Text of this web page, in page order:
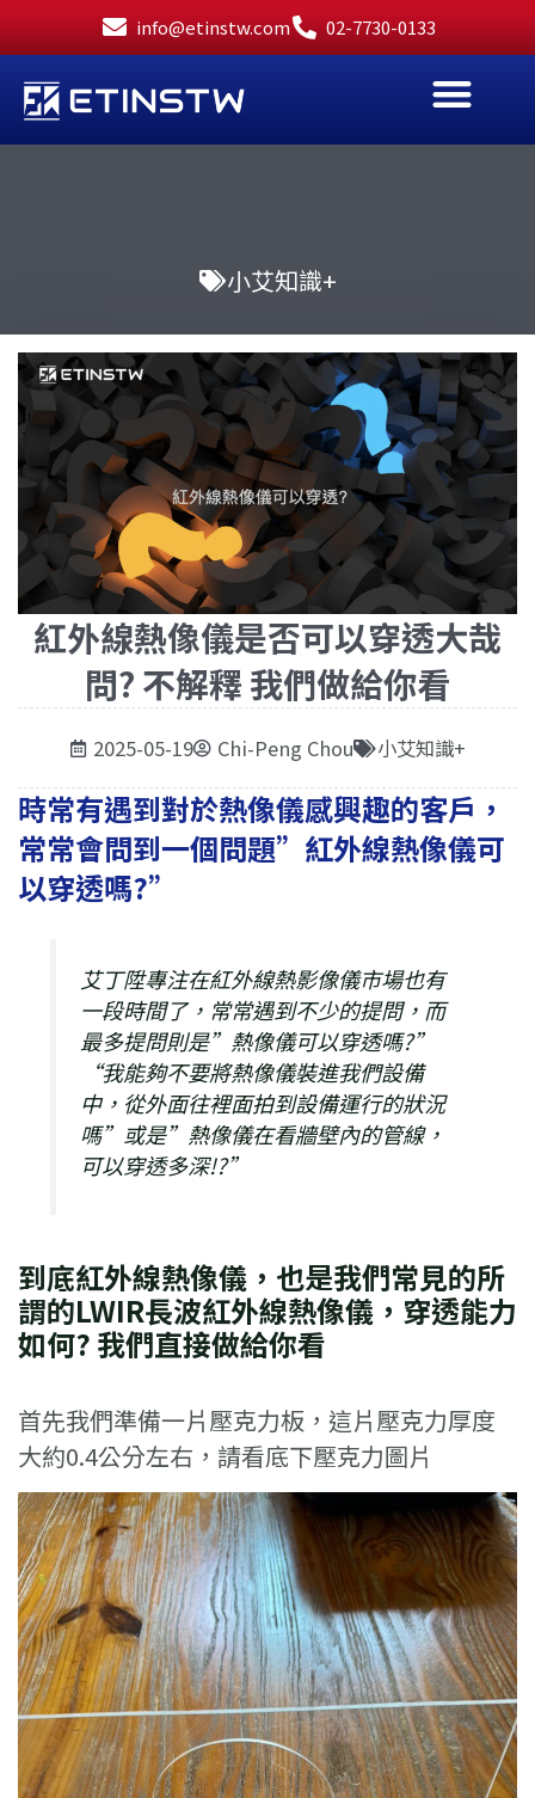
至
內
info@etinstw.com 02-7730-0133
小艾知識+
紅外線熱像儀是否可以穿透大哉
問? 不解釋 我們做給你看
2025-05-19 Chi-Peng Chou 小艾知識+
時常有遇到對於熱像儀感興趣的客戶，
常常會問到一個問題”紅外線熱像儀可
以穿透嗎?”
艾丁陞專注在紅外線熱影像儀市場也有
一段時間了，常常遇到不少的提問，而
最多提問則是”熱像儀可以穿透嗎?”
“我能夠不要將熱像儀裝進我們設備
中，從外面往裡面拍到設備運行的狀況
嗎”或是”熱像儀在看牆壁內的管線，
可以穿透多深!?”
到底紅外線熱像儀，也是我們常見的所
謂的LWIR長波紅外線熱像儀，穿透能力
如何? 我們直接做給你看
首先我們準備一片壓克力板，這片壓克力厚度
大約0.4公分左右，請看底下壓克力圖片